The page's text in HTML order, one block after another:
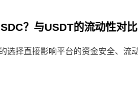
？与USDT的流动性对比
选择直接影响平台的资金安全、流